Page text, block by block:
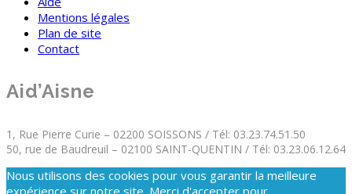
Mentions légales
Plan de site
Contact
Aid’Aisne
1, Rue Pierre Curie – 02200 SOISSONS / Tél: 03.23.74.51.50
50, rue de Baudreuil – 02100 SAINT-QUENTIN / Tél: 03.23.06.12.64
Nous utilisons des cookies pour vous garantir la meilleure
expérience sur notre site. Merci d'accepter pour